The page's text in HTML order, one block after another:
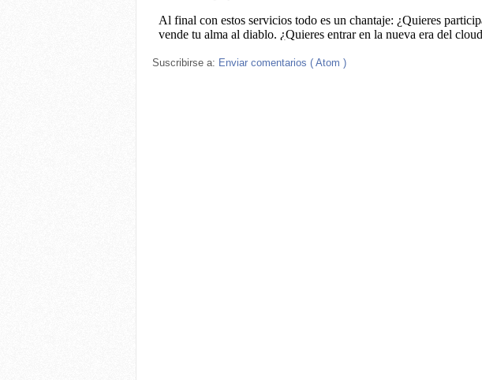
Suscribirse a: Enviar comentarios ( Atom )